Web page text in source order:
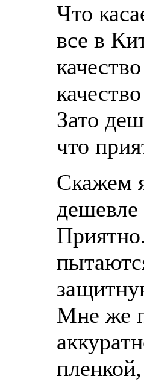
Что
все в
Зато
что
Скажем
дешевле
Мне же